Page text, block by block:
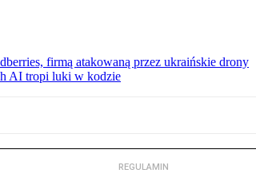
firmą atakowaną przez ukraińskie drony
AI tropi luki w kodzie
REGULAMIN